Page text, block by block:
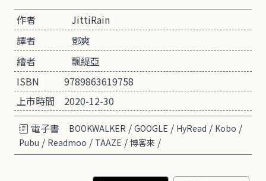
作者
JittiRain
譯者
鄧爽
繪者
飄緹亞
ISBN
9789863619758
上市時間
2020-12-30
電子書
BOOKWALKER / GOOGLE / HyRead / Kobo /
Pubu / Readmoo / TAAZE / 博客來 /